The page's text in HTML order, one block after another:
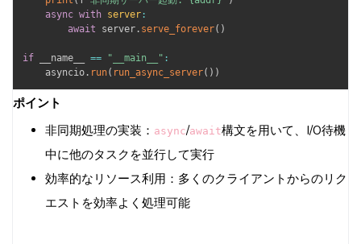
async with server :
await server . serve_forever( )
if __name__ == "__main__" :
    asyncio
. run( run_async_server( ) )
ポイント
非同期処理の実装： async/await構文を用いて、I/O待機
中に他のタスクを並行して実行
効率的なリソース利用：多くのクライアントからのリク
エストを効率よく処理可能